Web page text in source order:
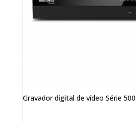
Gravador digital de vídeo Série